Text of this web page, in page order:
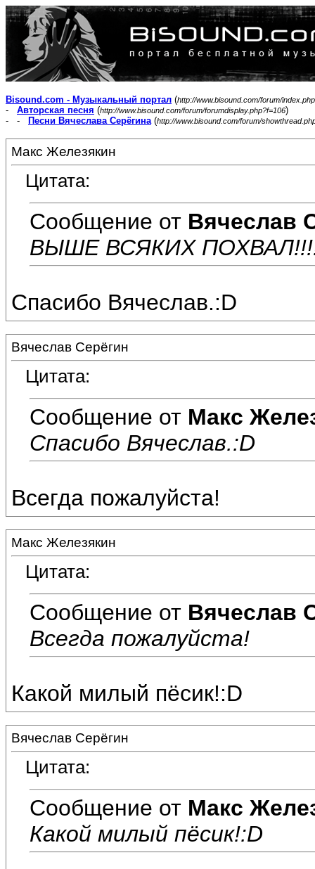
Bisound.com - Музыкальный портал (http://www.bisound.com/forum/index.php
- Авторская песня (http://www.bisound.com/forum/forumdisplay.php?f=106)
- -
Песни Вячеслава Серёгина(http://www.bisound.com/forum/
Макс Железякин
Цитата:
Сообщение от Вячеслав
ВЫШЕ ВСЯКИХ
Спасибо Вячеслав.:D
Вячеслав Серёгин
Цитата:
Сообщение от Макс
Спасибо Вячеслав.:D
Всегда пожалуйста!
Макс Железякин
Цитата:
Сообщение от Вячеслав
Всегда пожалуйста!
Какой милый пёсик!:D
Вячеслав Серёгин
Цитата:
Сообщение от Макс
Какой милый пёсик!:D